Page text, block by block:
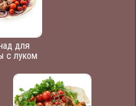
для
с луком